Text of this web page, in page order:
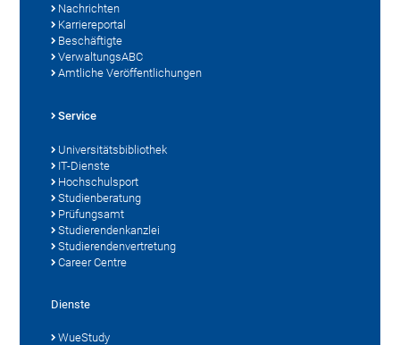
Nachrichten
Karriereportal
Beschäftigte
VerwaltungsABC
Amtliche Veröffentlichungen
Service
Universitätsbibliothek
IT-Dienste
Hochschulsport
Studienberatung
Prüfungsamt
Studierendenkanzlei
Studierendenvertretung
Career Centre
Dienste
WueStudy